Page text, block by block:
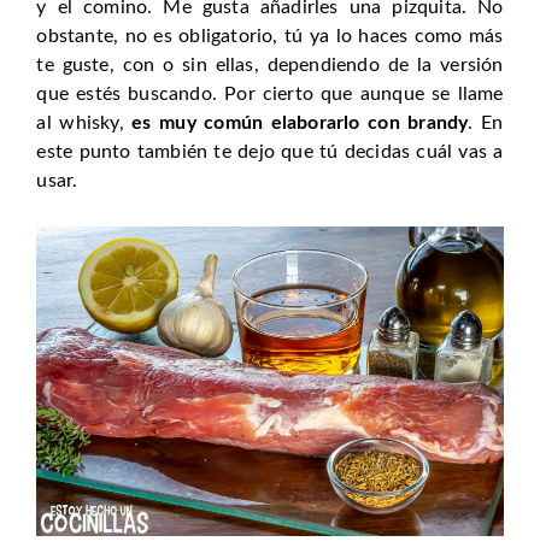
y el comino. Me gusta añadirles una pizquita. No
obstante, no es obligatorio, tú ya lo haces como más
te guste, con o sin ellas, dependiendo de la versión
que estés buscando. Por cierto que aunque se llame
al whisky,es muy común elaborarlo con brandy. En
este punto también te dejo que tú decidas cuál vas a
usar.